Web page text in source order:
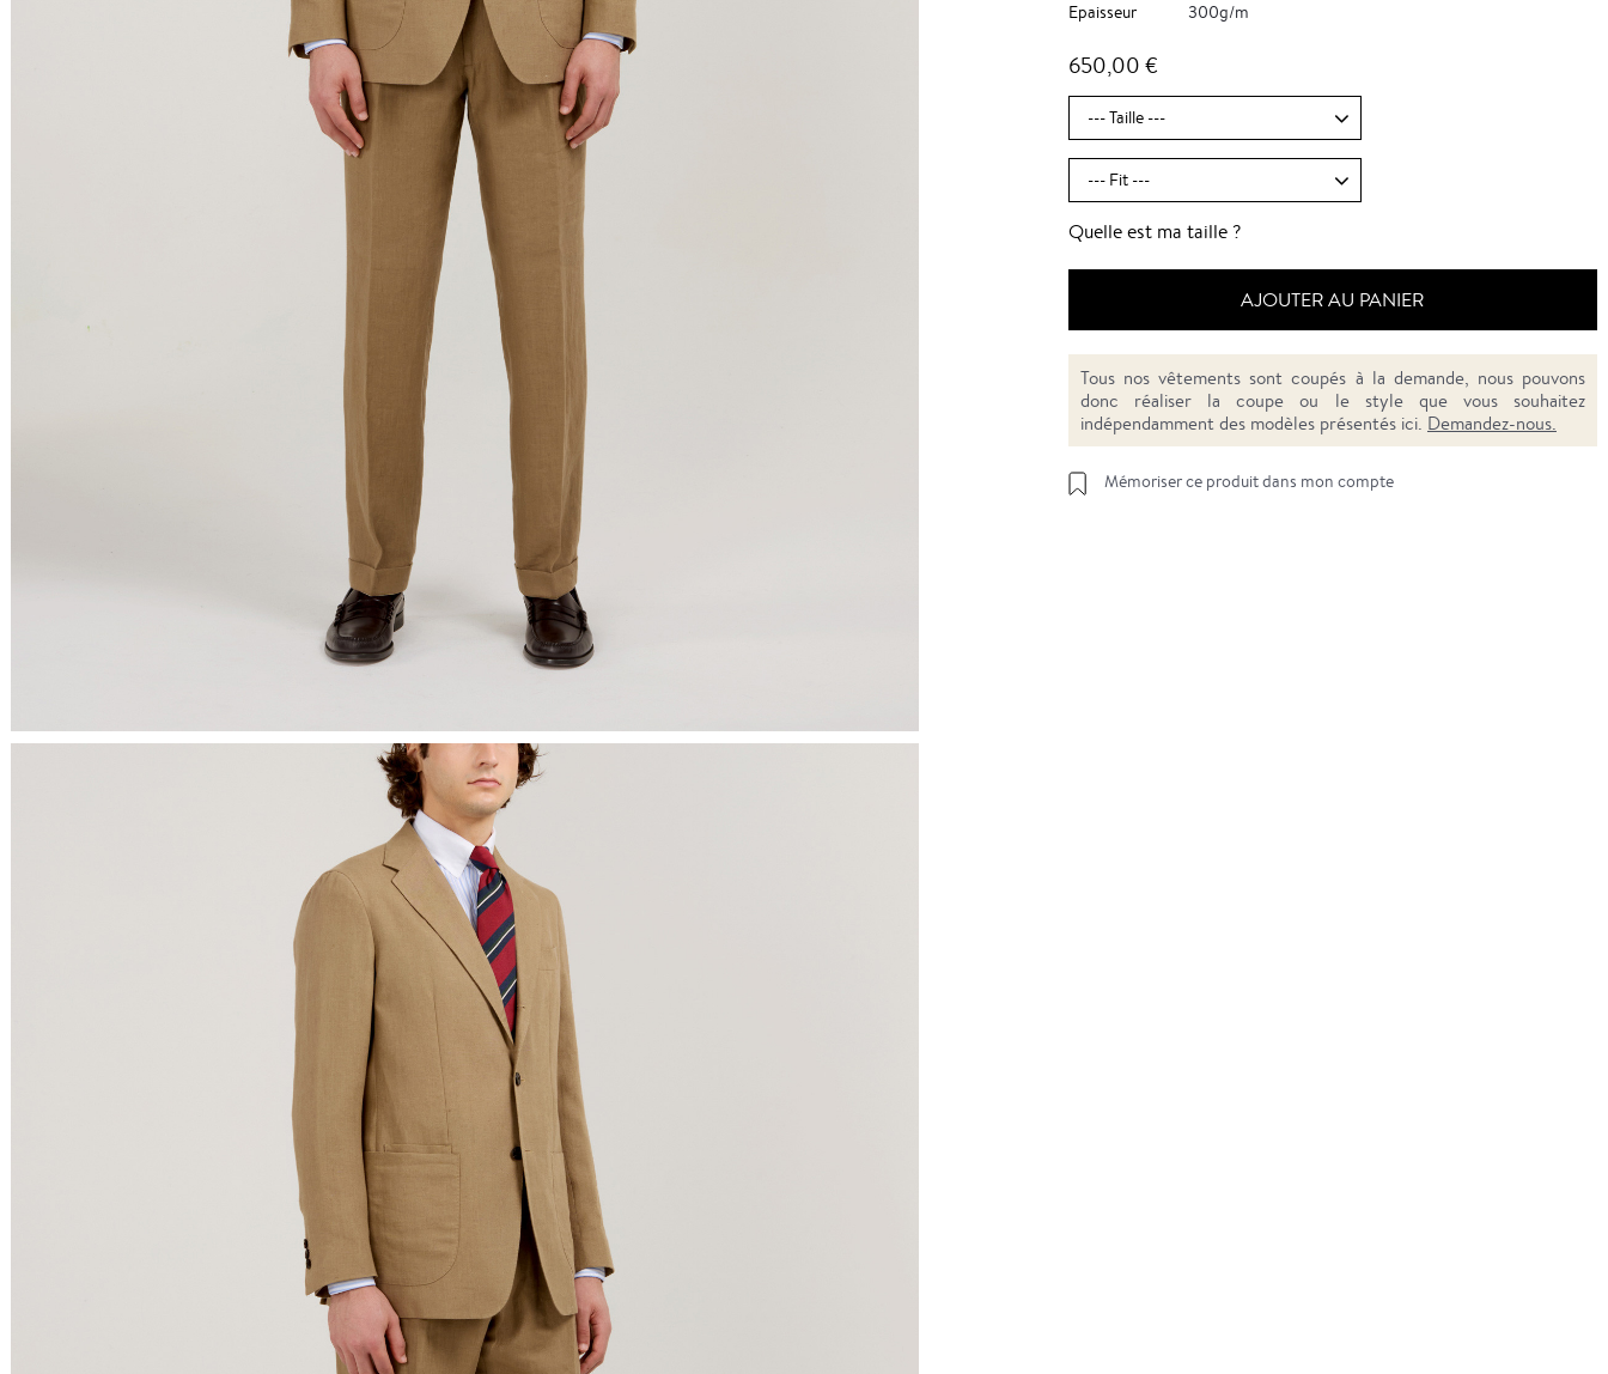
Epaisseur
300g/m
650,00 €
Quelle est ma taille ?
AJOUTER AU PANIER
Tous nos vêtements sont coupés à la demande, nous pouvons
donc réaliser la coupe ou le style que vous souhaitez
indépendamment des modèles présentés ici. Demandez-nous.
Mémoriser ce produit dans mon compte